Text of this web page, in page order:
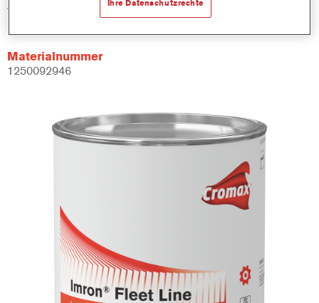
Artikelnummer
Materialnummer
1250092946
Ihre Datenschutzrechte